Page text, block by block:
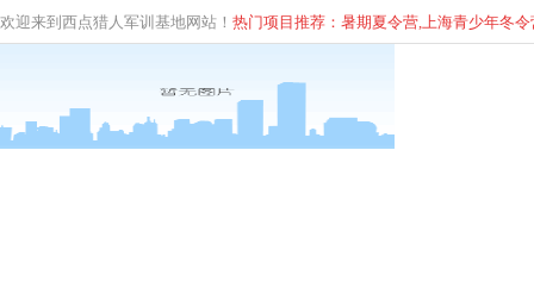
欢迎来到西点猎人军训基地网站！ 热门项目推荐：暑期夏令营,上海青少年冬令